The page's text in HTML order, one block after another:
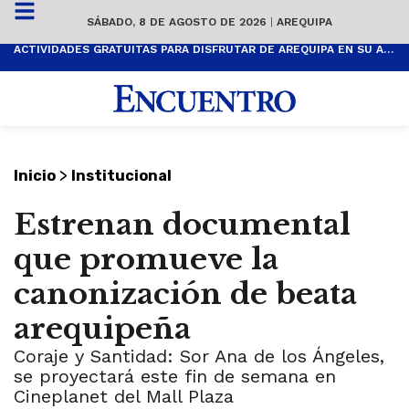
SÁBADO, 8 DE AGOSTO DE 2026 | AREQUIPA
ACTIVIDADES GRATUITAS PARA DISFRUTAR DE AREQUIPA EN SU ANIVERSARIO
Inicio > Institucional
Estrenan documental
que promueve la
canonización de beata
arequipeña
Coraje y Santidad: Sor Ana de los Ángeles,
se proyectará este fin de semana en
Cineplanet del Mall Plaza